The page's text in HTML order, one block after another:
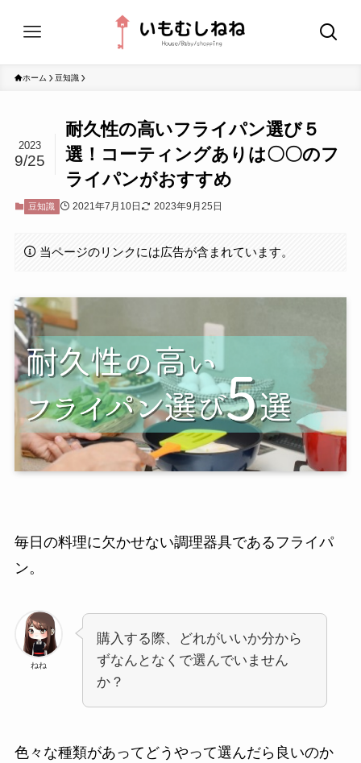
ホーム 豆知識
耐久性の高いフライパン選び５
選！コーティングありは〇〇のフ
ライパンがおすすめ
2023
9/25
豆知識 2021年7月10日 2023年9月25日
当ページのリンクには広告が含まれています。
毎日の料理に欠かせない調理器具であるフライパ
ン。
ねね
購入する際、どれがいいか分から
ずなんとなくで選んでいません
か？
色々な種類があってどうやって選んだら良いのか